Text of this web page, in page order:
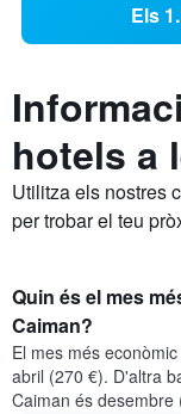
Els
hotels a
Utilitza els nostres
per trobar el teu
Quin és el mes
Caiman?
El mes més
abril (270 €). D'altra
Caiman és desembre